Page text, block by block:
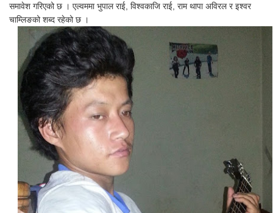
समावेश गरिएको छ । एल्वममा भुपाल राई, विश्वकाजि राई, राम थापा अविरल र इश्वर
चाम्लिङको शब्द रहेको छ ।